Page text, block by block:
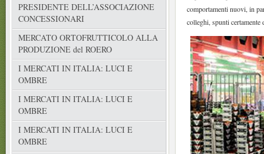
PRESIDENTE DELL’ASSOCIAZIONE
CONCESSIONARI
MERCATO ORTOFRUTTICOLO ALLA
PRODUZIONE del ROERO
I MERCATI IN ITALIA: LUCI E
OMBRE
I MERCATI IN ITALIA: LUCI E
OMBRE
I MERCATI IN ITALIA: LUCI E
OMBRE
comportamenti nuovi, in
colleghi, spunti certamente